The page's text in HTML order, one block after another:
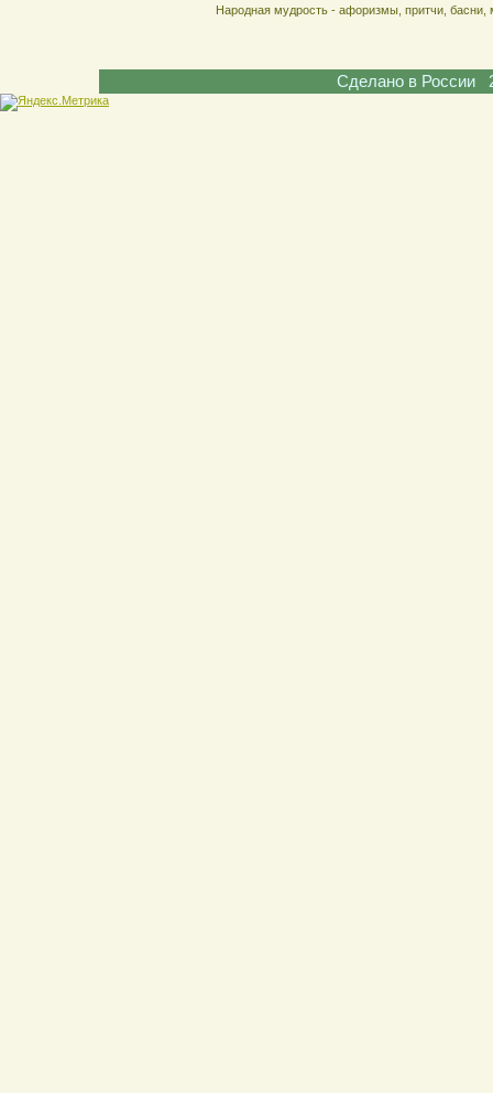
Народная мудрость - афоризмы, притчи,
Сделано в России